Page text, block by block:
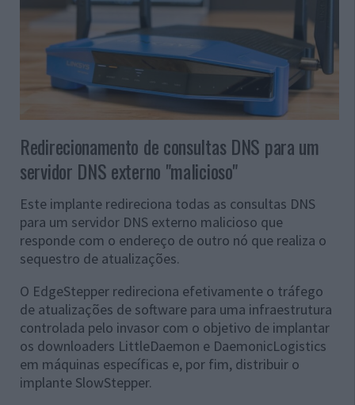
Redirecionamento de consultas DNS para um
servidor DNS externo "malicioso"
Este implante redireciona todas as consultas DNS
para um servidor DNS externo malicioso que
responde com o endereço de outro nó que realiza o
sequestro de atualizações.
O EdgeStepper redireciona efetivamente o tráfego
de atualizações de software para uma infraestrutura
controlada pelo invasor com o objetivo de implantar
os downloaders LittleDaemon e DaemonicLogistics
em máquinas específicas e, por fim, distribuir o
implante SlowStepper.